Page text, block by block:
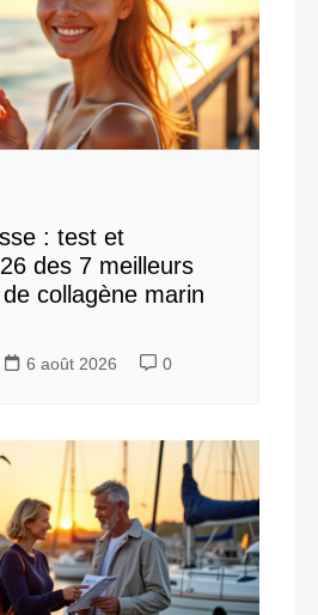
: test et
des 7 meilleurs
collagène marin
6 août 2026 0